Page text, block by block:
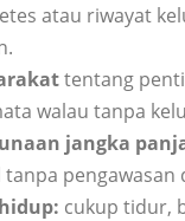
atau riwayat
tentang
walau tanpa
jangka
tanpa pengawasan
cukup tidur,